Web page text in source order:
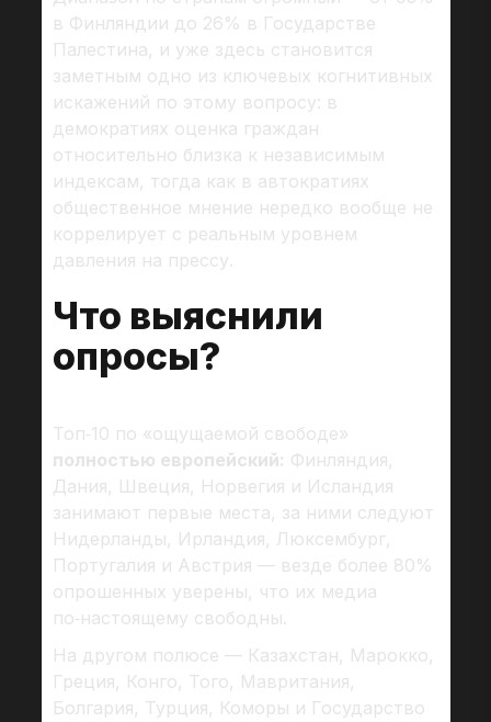
в Финляндии до 26% в Государстве
Палестина, и уже здесь становится
заметным одно из ключевых когнитивных
искажений по этому вопросу: в
демократиях оценка граждан
относительно близка к независимым
индексам, тогда как в автократиях
общественное мнение нередко вообще не
коррелирует с реальным уровнем
давления на прессу.
Что выяснили
опросы?
Топ‑10 по «ощущаемой свободе»
полностью европейский: Финляндия,
Дания, Швеция, Норвегия и Исландия
занимают первые места, за ними следуют
Нидерланды, Ирландия, Люксембург,
Португалия и Австрия — везде более 80%
опрошенных уверены, что их медиа
по‑настоящему свободны.
На другом полюсе — Казахстан, Марокко,
Греция, Конго, Того, Мавритания,
Болгария, Турция, Коморы и Государство